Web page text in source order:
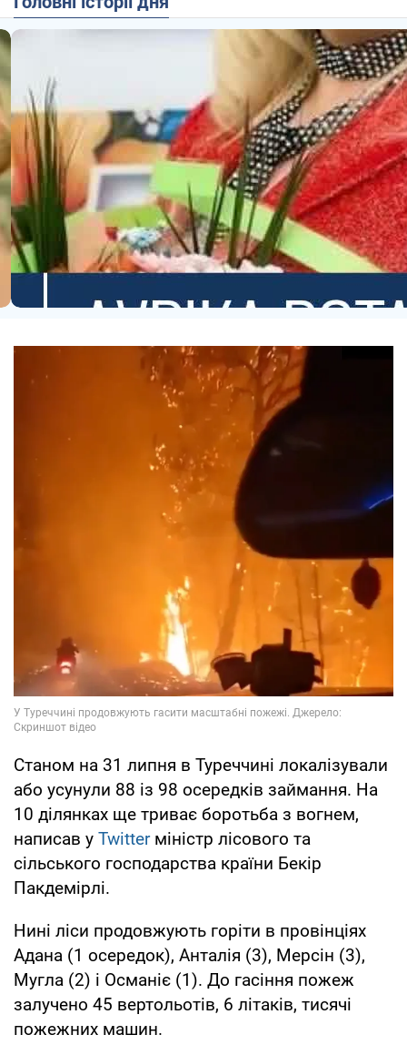
Станом на 31 липня в Туреччині локалізували
або усунули 88 із 98 осередків займання. На
10 ділянках ще триває боротьба з вогнем,
написав у Twitterміністр лісового та
сільського господарства країни Бекір
Пакдемірлі.
Нині ліси продовжують горіти в провінціях
Адана (1 осередок), Анталія (3), Мерсін (3),
Мугла (2) і Османіє (1). До гасіння пожеж
залучено 45 вертольотів, 6 літаків, тисячі
пожежних машин.